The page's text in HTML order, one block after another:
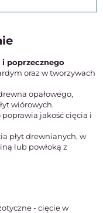
i poprzecznego
oraz w tworzywach
opałowego,
wiórowych.
poprawia jakość cięcia i
płyt drewnianych, w
lub powłoką z
- cięcie w